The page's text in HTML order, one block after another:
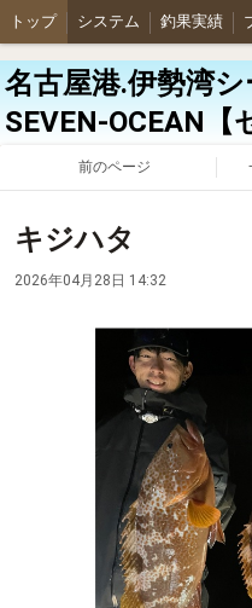
トップ システム 釣果実績
名古屋港.伊勢湾
SEVEN-OCEAN【
前のページ
キジハタ
2026年04月28日 14:32